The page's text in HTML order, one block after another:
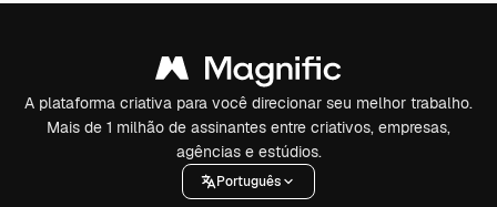
A plataforma criativa para você direcionar seu melhor trabalho.
Mais de 1 milhão de assinantes entre criativos, empresas,
agências e estúdios.
Português